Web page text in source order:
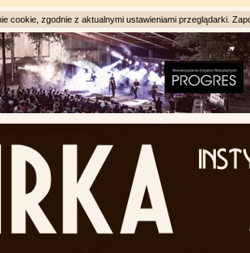
cookie, zgodnie z aktualnymi ustawieniami przeglądarki.